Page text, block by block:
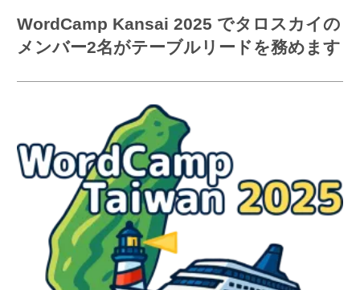
WordCamp Kansai 2025 でタロスカイの
メンバー2名がテーブルリードを務めます